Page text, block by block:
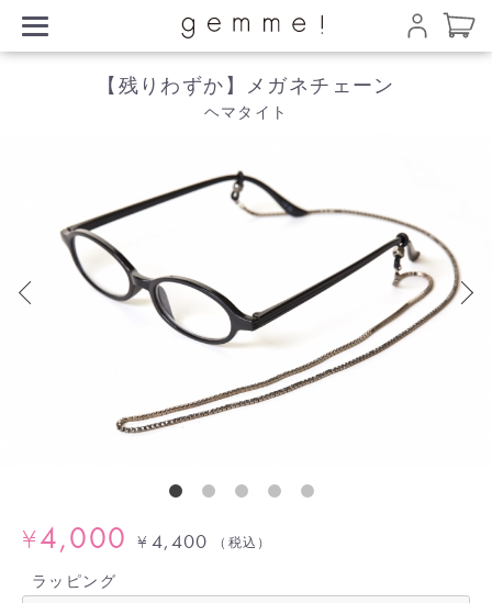
【残りわずか】メガネチェーン
ヘマタイト
¥4,000 ¥ 4,400 （税込）
ラッピング